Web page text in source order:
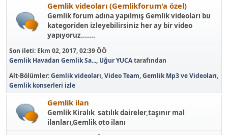
Gemlik videoları (Gemlikforum'a özel)
Gemlik forum adına yapılmış Gemlik videoları bu
kategoriden izleyebilirsiniz her ay bir video
yapıyoruz.......
Son ileti: Ekm 02, 2017, 02:39 ÖÖ
Gemlik Havadan Gemlik Sa..., Uğur YUCAtarafından
Alt-Bölümler Gemlik videoları Video Team Gemlik Mp3 ve Videoları
Gemlik konserleri izle
Gemlik ilan
Gemlik Kiralık satılık daireler,taşınır mal
ilanları,Gemlik oto ilanı